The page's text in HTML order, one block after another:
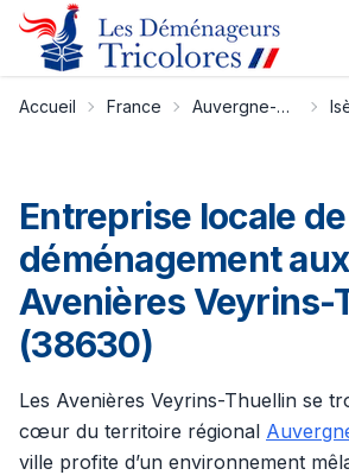
Accueil France Auvergne-Rhône-Alpes
Entreprise locale de
déménagement aux
Avenières Veyrins-
(38630)
Les Avenières Veyrins-Thuellin se
cœur du territoire régional
ville profite d’un environnement